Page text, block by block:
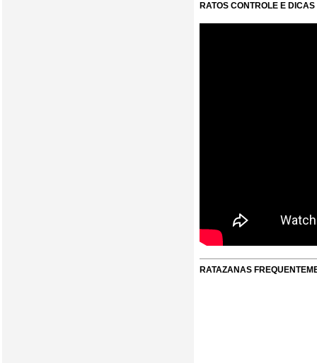
RATOS CONTROLE E
RATAZANAS